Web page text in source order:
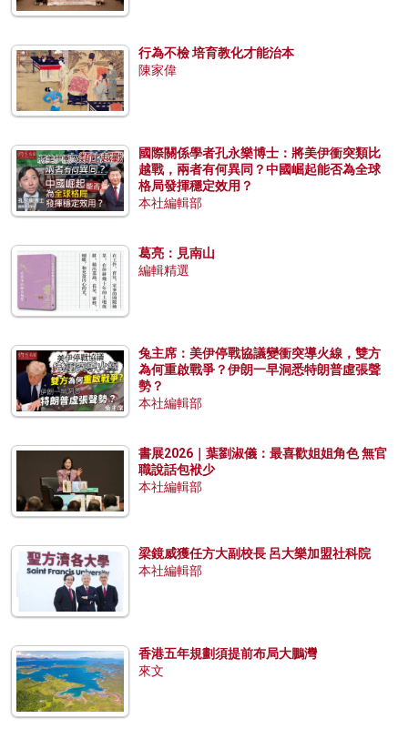
行為不檢 培育教化才能治本
陳家偉
國際關係學者孔永樂博士：將美伊衝突類比
越戰，兩者有何異同？中國崛起能否為全球
格局發揮穩定效用？
本社編輯部
葛亮：見南山
編輯精選
兔主席：美伊停戰協議變衝突導火線，雙方
為何重啟戰爭？伊朗一早洞悉特朗普虛張聲
勢？
本社編輯部
書展2026｜葉劉淑儀：最喜歡姐姐角色 無官
職說話包袱少
本社編輯部
梁鏡威獲任方大副校長 呂大樂加盟社科院
本社編輯部
香港五年規劃須提前布局大鵬灣
來文